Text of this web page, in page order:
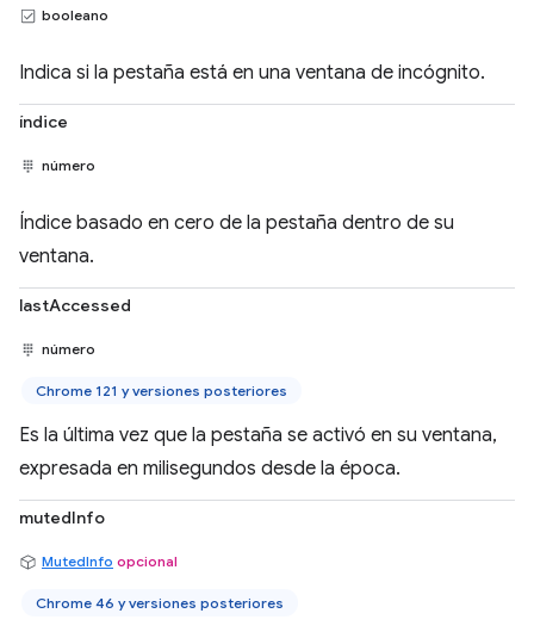
booleano
Indica si la pestaña está en una ventana de incógnito.
índice
número
Índice basado en cero de la pestaña dentro de su
ventana.
lastAccessed
número
Chrome 121 y versiones posteriores
Es la última vez que la pestaña se activó en su ventana,
expresada en milisegundos desde la época.
mutedInfo
MutedInfo opcional
Chrome 46 y versiones posteriores